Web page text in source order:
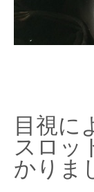
目視に
スロッ
かりま